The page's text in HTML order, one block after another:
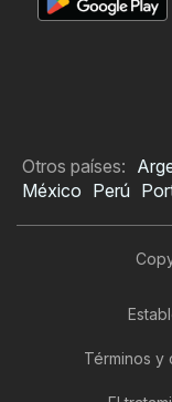
Otros países:
México Perú
Términos y